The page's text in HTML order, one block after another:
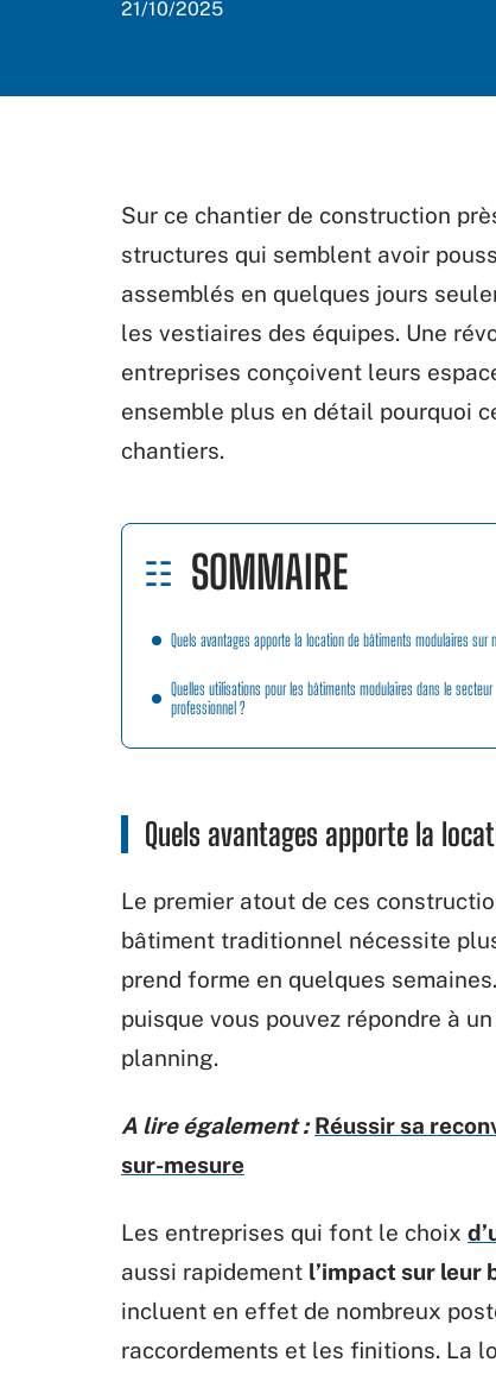
21/10/2025
Sur ce chantier de construction
structures qui semblent avoir
assemblés en quelques jours
les vestiaires des équipes. Une
entreprises conçoivent leurs
ensemble plus en détail pourquoi
chantiers.
SOMMAIRE
Quels avantages apporte la location de bâtiments modulaires sur
Quelles utilisations pour les bâtiments modulaires dans le secteur
professionnel ?
Quels avantages apporte la
Le premier atout de ces
bâtiment traditionnel nécessite
prend forme en quelques
puisque vous pouvez répondre à
planning.
A lire également : Réussir sa
sur-mesure
Les entreprises qui font le choix
aussi rapidement l’impact sur leur
incluent en effet de nombreux
raccordements et les finitions. La